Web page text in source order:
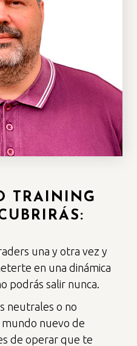
TRAINING
una y otra vez y
en una dinámica
podrás salir nunca.
neutrales o no
nuevo de
de operar que te